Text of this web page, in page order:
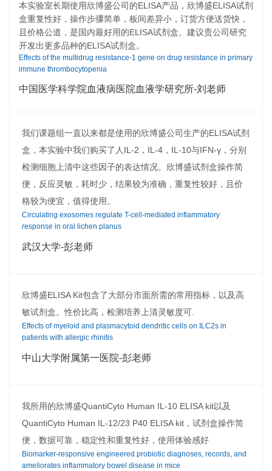
本实验室长期使用欣博盛公司的ELISA产品，欣博盛ELISA试剂
盒重复性好，操作步骤简单，板间差异小，订货方便送货快，
且价格公道，是国内最好用的ELISA试剂盒。建议贵公司研究
开发出更多品种的ELISA试剂盒。
Effects of the multidrug resistance-1 gene on drug resistance in primary
immune thrombocytopenia
中国医学科学院血液病医院血液学研究所-刘老师
我们课题组一直以来都是使用的欣博盛公司生产的ELISA试剂
盒，本实验中我们购买了人IL-2，IL-4，IL-10与IFN-γ，分别
检测细胞上清中这些因子的表达情况。欣博盛试剂盒操作简
便，反应灵敏，耗时少，结果较为准确，重复性较好，且价
格较为便宜，值得使用。
Circulating exosomes regulate T-cell-mediated inflammatory
response in oral lichen planus
武汉大学-彭老师
欣博盛ELISA Kit包含了大部分市面所需的常用指标，以及高
敏试剂盒。性价比高，检测培养上清灵敏度可.
Effects of myeloid and plasmacytoid dendritic cells on ILC2s in
patients with allergic rhinitis
中山大学附属第一医院-彭老师
我所用的欣博盛QuantiCyto Human IL-10 ELISA kit以及
QuantiCyto Human IL-12/23 P40 ELISA kit，试剂盒操作简
便，数据可靠，稳定性和重复性好，使用体验感好
Biomarker-responsive engineered probiotic diagnoses, records, and
ameliorates inflammatory bowel disease in mice